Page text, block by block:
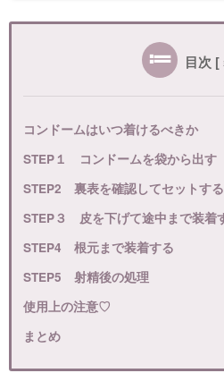
目次 [
コンドームはいつ着けるべきか
STEP１ コンドームを袋から出す
STEP2 裏表を確認してセットする
STEP３ 皮を下げて途中まで装着
STEP4 根元まで装着する
STEP5 射精後の処理
使用上の注意♡
まとめ